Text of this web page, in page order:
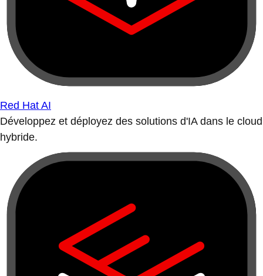
Red Hat AI
Développez et déployez des solutions d'IA dans le cloud
hybride.